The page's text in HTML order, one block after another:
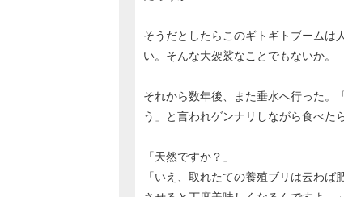
そうだとしたらこのギトギトブームは
い。そんな大袈裟なことでもないか。
それから数年後、また垂水へ行った。
う」と言われゲンナリしながら食べた
「天然ですか？」
「いえ、取れたての養殖ブリは云わ